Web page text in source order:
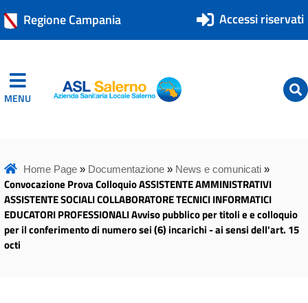
Regione Campania Accessi riservati
MENU ASL Salerno
ASL Salerno
Home Page» Documentazione» News e comunicati»
Convocazione Prova Colloquio ASSISTENTE AMMINISTRATIVI
ASSISTENTE SOCIALI COLLABORATORE TECNICI INFORMATICI
EDUCATORI PROFESSIONALI Avviso pubblico per titoli e e colloquio
per il conferimento di numero sei (6) incarichi - ai sensi dell'art. 15
octi